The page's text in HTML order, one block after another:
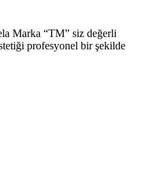
Marka “TM” siz değerli
profesyonel bir şekilde